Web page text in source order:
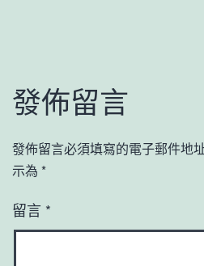
發佈留言
發佈留言必須填寫的電子郵件地
示為 *
留言 *